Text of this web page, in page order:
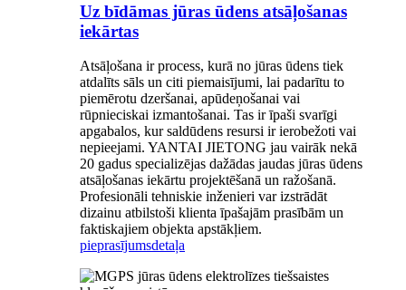
Uz bīdāmas jūras ūdens atsāļošanas
iekārtas
Atsāļošana ir process, kurā no jūras ūdens tiek
atdalīts sāls un citi piemaisījumi, lai padarītu to
piemērotu dzeršanai, apūdeņošanai vai
rūpnieciskai izmantošanai. Tas ir īpaši svarīgi
apgabalos, kur saldūdens resursi ir ierobežoti vai
nepieejami. YANTAI JIETONG jau vairāk nekā
20 gadus specializējas dažādas jaudas jūras ūdens
atsāļošanas iekārtu projektēšanā un ražošanā.
Profesionāli tehniskie inženieri var izstrādāt
dizainu atbilstoši klienta īpašajām prasībām un
faktiskajiem objekta apstākļiem.
pieprasījumsdetaļa